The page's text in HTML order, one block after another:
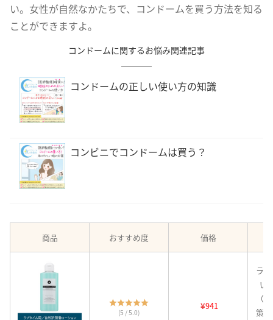
い。女性が自然なかたちで、コンドームを買う方法を知る
ことができますよ。
コンドームに関するお悩み関連記事
コンドームの正しい使い方の知識
コンビニでコンドームは買う？
商品 おすすめ度 価格
(5 / 5.0)
¥941
ラ
い
（
策